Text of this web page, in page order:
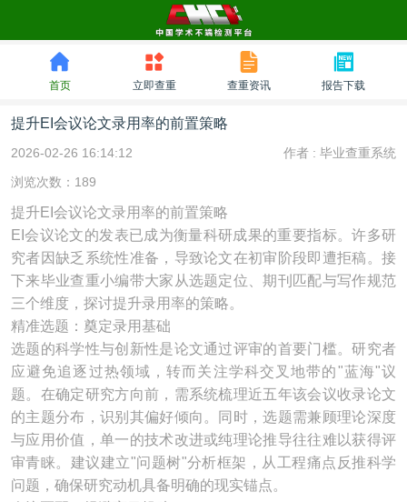
首页 立即查重 查重资讯 报告下载
提升EI会议论文录用率的前置策略
2026-02-26 16:14:12 作者 : 毕业查重系统
浏览次数：189
提升EI会议论文录用率的前置策略
EI会议论文的发表已成为衡量科研成果的重要指标。许多研
究者因缺乏系统性准备，导致论文在初审阶段即遭拒稿。接
下来毕业查重小编带大家从选题定位、期刊匹配与写作规范
三个维度，探讨提升录用率的策略。
精准选题：奠定录用基础
选题的科学性与创新性是论文通过评审的首要门槛。研究者
应避免追逐过热领域，转而关注学科交叉地带的"蓝海"议
题。在确定研究方向前，需系统梳理近五年该会议收录论文
的主题分布，识别其偏好倾向。同时，选题需兼顾理论深度
与应用价值，单一的技术改进或纯理论推导往往难以获得评
审青睐。建议建立"问题树"分析框架，从工程痛点反推科学
问题，确保研究动机具备明确的现实锚点。